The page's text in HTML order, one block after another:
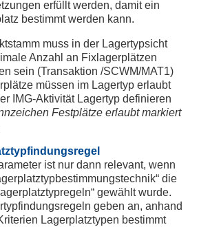
erfüllt werden, damit ein
bestimmt werden kann.
muss in der Lagertypsicht
Anzahl an Fixlagerplätzen
sein (Transaktion /SCWM/MAT1)
müssen im Lagertyp erlaubt
IMG-Aktivität Lagertyp definieren
Festplätze erlaubt markiert
ist nur dann relevant, wenn
die
gewählt wurde.
geben an, anhand
Lagerplatztypen bestimmt